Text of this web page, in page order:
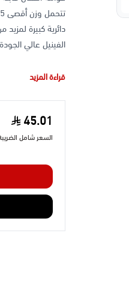
الفينيل عالي
قراءة المزيد
45.01
السعر شامل الضريبة